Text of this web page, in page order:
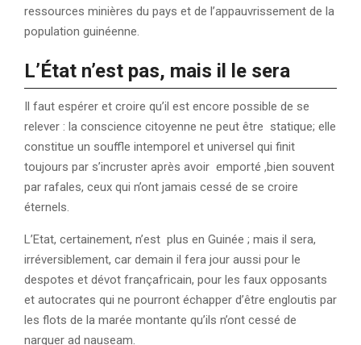
ressources minières du pays et de l’appauvrissement de la
population guinéenne.
L’État n’est pas, mais il le sera
Il faut espérer et croire qu’il est encore possible de se
relever : la conscience citoyenne ne peut être statique; elle
constitue un souffle intemporel et universel qui finit
toujours par s’incruster après avoir emporté ,bien souvent
par rafales, ceux qui n’ont jamais cessé de se croire
éternels.
L’Etat, certainement, n’est plus en Guinée ; mais il sera,
irréversiblement, car demain il fera jour aussi pour le
despotes et dévot françafricain, pour les faux opposants
et autocrates qui ne pourront échapper d’être engloutis par
les flots de la marée montante qu’ils n’ont cessé de
narguer ad nauseam.